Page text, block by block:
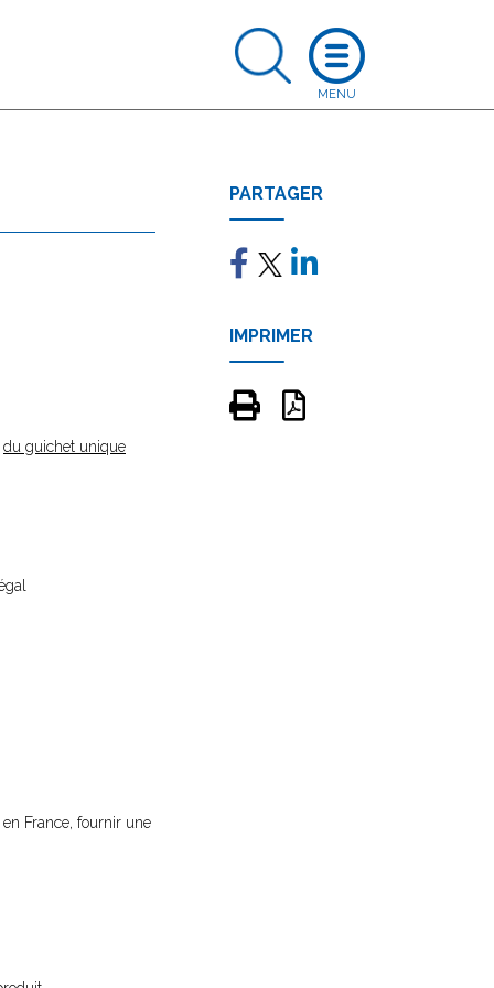
du guichet unique
France, fournir une
PARTAGER
IMPRIMER